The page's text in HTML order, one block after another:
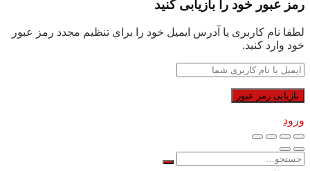
رمز عبور خود را بازیابی کنید
لطفا نام کاربری یا آدرس ایمیل خود را برای تنظیم مجدد رمز عبور
خود وارد کنید.
ورود